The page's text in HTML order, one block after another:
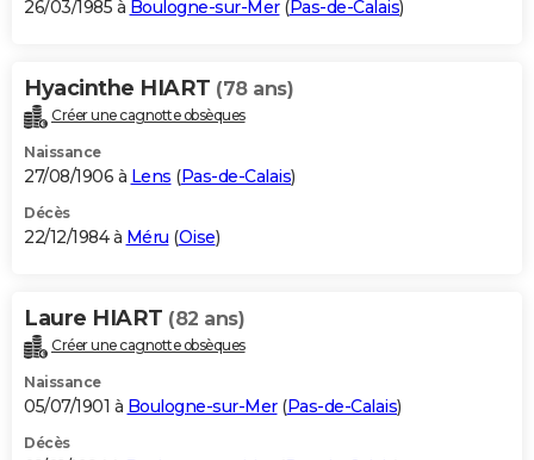
26/03/1985 à Boulogne-sur-Mer(Pas-de-Calais)
Hyacinthe HIART (78 ans)
Créer une cagnotte obsèques
Naissance
27/08/1906 à Lens (Pas-de-Calais)
Décès
22/12/1984 à Méru (Oise)
Laure HIART (82 ans)
Créer une cagnotte obsèques
Naissance
05/07/1901 à Boulogne-sur-Mer(Pas-de-Calais)
Décès